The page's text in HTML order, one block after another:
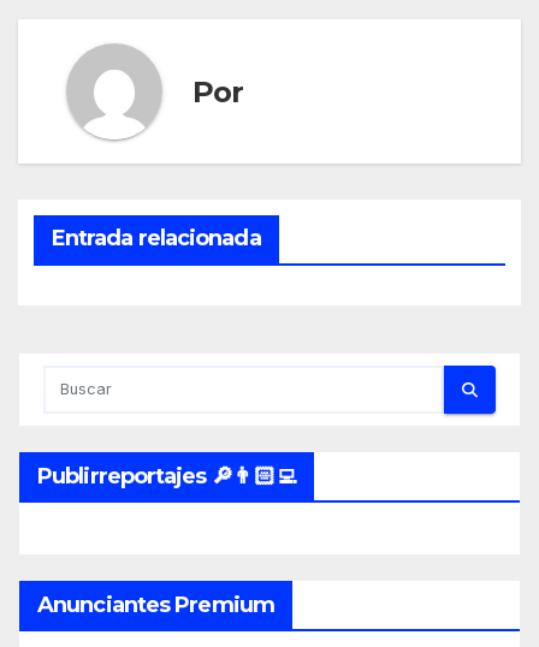
Por
Entrada relacionada
Publirreportajes 🔎👨🏻‍💻
Anunciantes Premium